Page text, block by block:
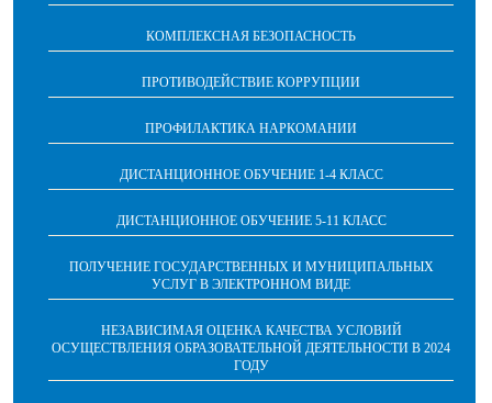
КОМПЛЕКСНАЯ БЕЗОПАСНОСТЬ
ПРОТИВОДЕЙСТВИЕ КОРРУПЦИИ
ПРОФИЛАКТИКА НАРКОМАНИИ
ДИСТАНЦИОННОЕ ОБУЧЕНИЕ 1-4 КЛАСС
ДИСТАНЦИОННОЕ ОБУЧЕНИЕ 5-11 КЛАСС
ПОЛУЧЕНИЕ ГОСУДАРСТВЕННЫХ И МУНИЦИПАЛЬНЫХ
УСЛУГ В ЭЛЕКТРОННОМ ВИДЕ
НЕЗАВИСИМАЯ ОЦЕНКА КАЧЕСТВА УСЛОВИЙ
ОСУЩЕСТВЛЕНИЯ ОБРАЗОВАТЕЛЬНОЙ ДЕЯТЕЛЬНОСТИ В 2024
ГОДУ